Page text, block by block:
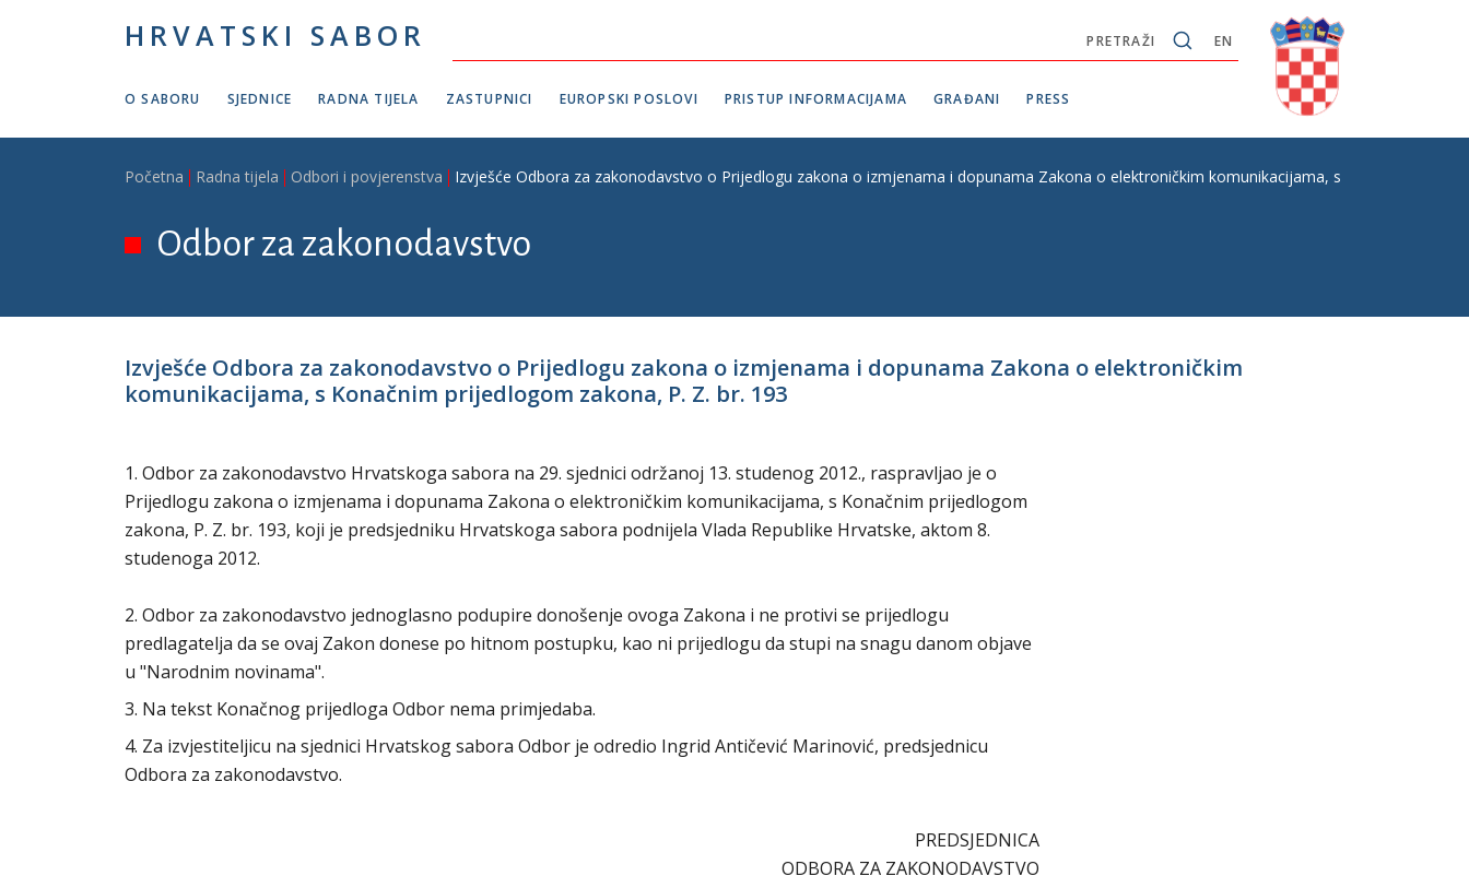
HRVATSKI SABOR EN
PRETRAŽI
O SABORU SJEDNICE RADNA TIJELA ZASTUPNICI EUROPSKI POSLOVI PRISTUP INFORMACIJAMA GRAĐANI PRESS
Breadcrumb
Početna Radna tijela Odbori i povjerenstva Izvješće Odbora za zakonodavstvo o Prijedlogu zakona o izmjenama i dopunama Zakona o elektroničkim komunikacijama, s Konačnim
Odbor za zakonodavstvo
Izvješće Odbora za zakonodavstvo o Prijedlogu zakona o izmjenama i dopunama Zakona o elektroničkim
komunikacijama, s Konačnim prijedlogom zakona, P. Z. br. 193
1. Odbor za zakonodavstvo Hrvatskoga sabora na 29. sjednici održanoj 13. studenog 2012., raspravljao je o
Prijedlogu zakona o izmjenama i dopunama Zakona o elektroničkim komunikacijama, s Konačnim prijedlogom
zakona, P. Z. br. 193, koji je predsjedniku Hrvatskoga sabora podnijela Vlada Republike Hrvatske, aktom 8.
studenoga 2012.
2. Odbor za zakonodavstvo jednoglasno podupire donošenje ovoga Zakona i ne protivi se prijedlogu
predlagatelja da se ovaj Zakon donese po hitnom postupku, kao ni prijedlogu da stupi na snagu danom objave
u "Narodnim novinama".
3. Na tekst Konačnog prijedloga Odbor nema primjedaba.
4. Za izvjestiteljicu na sjednici Hrvatskog sabora Odbor je odredio Ingrid Antičević Marinović, predsjednicu
Odbora za zakonodavstvo.
PREDSJEDNICA
ODBORA ZA ZAKONODAVSTVO